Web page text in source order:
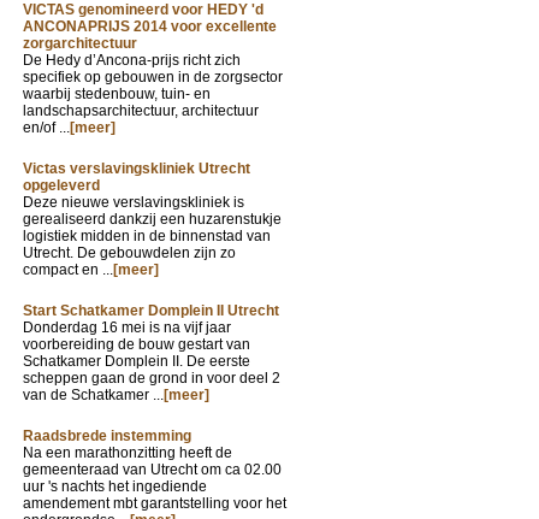
VICTAS genomineerd voor HEDY 'd
ANCONAPRIJS 2014 voor excellente
zorgarchitectuur
De Hedy d’Ancona-prijs richt zich
specifiek op gebouwen in de zorgsector
waarbij stedenbouw, tuin- en
landschapsarchitectuur, architectuur
en/of ...[meer]
Victas verslavingskliniek Utrecht
opgeleverd
Deze nieuwe verslavingskliniek is
gerealiseerd dankzij een huzarenstukje
logistiek midden in de binnenstad van
Utrecht. De gebouwdelen zijn zo
compact en ...[meer]
Start Schatkamer Domplein II Utrecht
Donderdag 16 mei is na vijf jaar
voorbereiding de bouw gestart van
Schatkamer Domplein II. De eerste
scheppen gaan de grond in voor deel 2
van de Schatkamer ...[meer]
Raadsbrede instemming
Na een marathonzitting heeft de
gemeenteraad van Utrecht om ca 02.00
uur 's nachts het ingediende
amendement mbt garantstelling voor het